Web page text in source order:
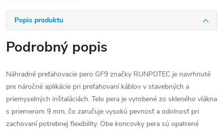
Popis produktu
Podrobný popis
Náhradné preťahovacie pero GF9 značky RUNPOTEC je navrhnuté
pre náročné aplikácie pri preťahovaní káblov v stavebných a
priemyselných inštaláciách. Telo pera je vyrobené zo skleného vlákna
s priemerom 9 mm, čo zaručuje vysokú pevnosť a odolnosť pri
zachovaní potrebnej flexibility. Obe koncovky pera sú opatrené